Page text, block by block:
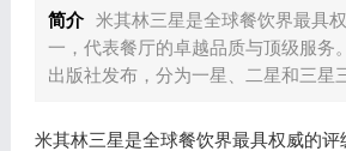
简介 米其林三星是全球餐饮界最具
一，代表餐厅的卓越品质与顶级服务
出版社发布，分为一星、二星和三星
米其林三星是全球餐饮界最具权威的